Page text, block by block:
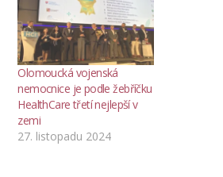
Olomoucká vojenská
nemocnice je podle žebříčku
HealthCare třetí nejlepší v
zemi
27. listopadu 2024